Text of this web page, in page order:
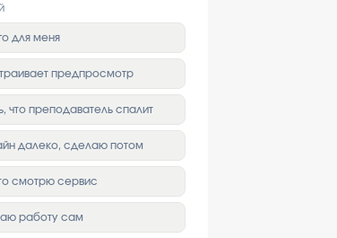
для меня
предпросмотр
что преподаватель спалит
далеко, сделаю потом
смотрю сервис
работу сам